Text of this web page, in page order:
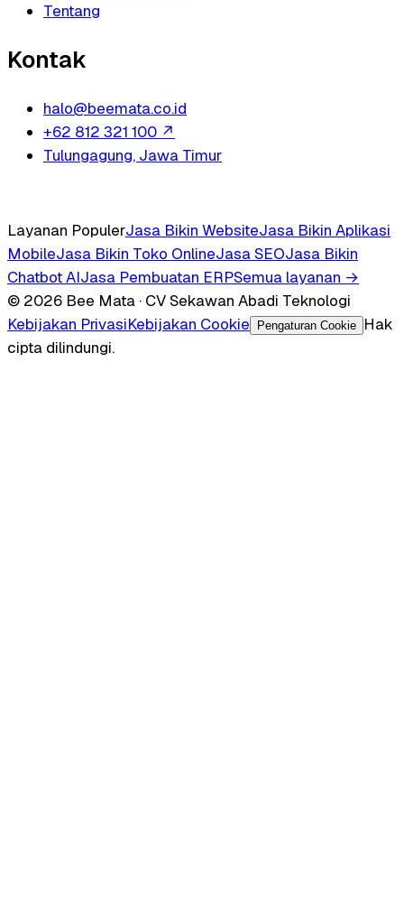
Tentang
Kontak
halo@beemata.co.id
+62 812 321 100 ↗
Tulungagung, Jawa Timur
Layanan PopulerJasa Bikin WebsiteJasa Bikin Aplikasi
MobileJasa Bikin Toko OnlineJasa SEOJasa Bikin
Chatbot AIJasa Pembuatan ERPSemua layanan →
© 2026 Bee Mata · CV Sekawan Abadi Teknologi
Kebijakan PrivasiKebijakan Cookie Pengaturan Cookie
Hak
cipta dilindungi.